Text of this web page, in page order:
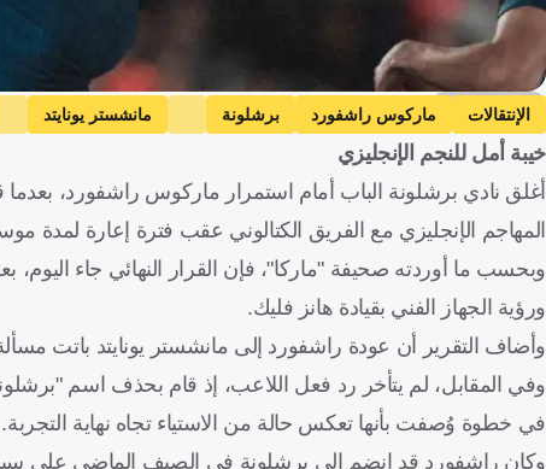
Getty Images
الإنتقالات ماركوس راشفورد برشلونة مانشستر يونايتد
خيبة أمل للنجم الإنجليزي
أغلق نادي برشلونة الباب أمام استمرار ماركوس راشفورد،
المهاجم الإنجليزي مع الفريق الكتالوني عقب فترة إعارة لمدة
وبحسب ما أوردته صحيفة "ماركا"، فإن القرار النهائي جاء
ورؤية الجهاز الفني بقيادة هانز فليك.
وأضاف التقرير أن عودة راشفورد إلى مانشستر يونايتد باتت
وفي المقابل، لم يتأخر رد فعل اللاعب، إذ قام بحذف اسم
في خطوة وُصفت بأنها تعكس حالة من الاستياء تجاه نهاية التجربة.
وكان راشفورد قد انضم إلى برشلونة في الصيف الماضي على سبيل